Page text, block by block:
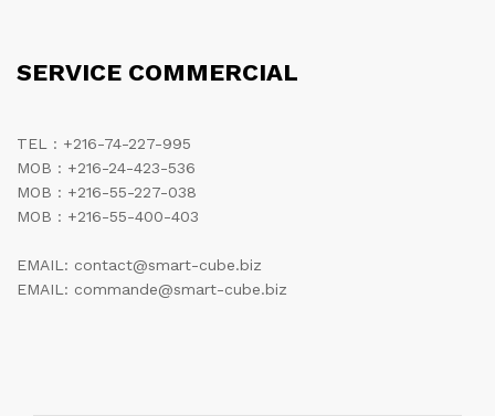
SERVICE COMMERCIAL
TEL : +216-74-227-995
MOB : +216-24-423-536
MOB : +216-55-227-038
MOB : +216-55-400-403
EMAIL: contact@smart-cube.biz
EMAIL: commande@smart-cube.biz